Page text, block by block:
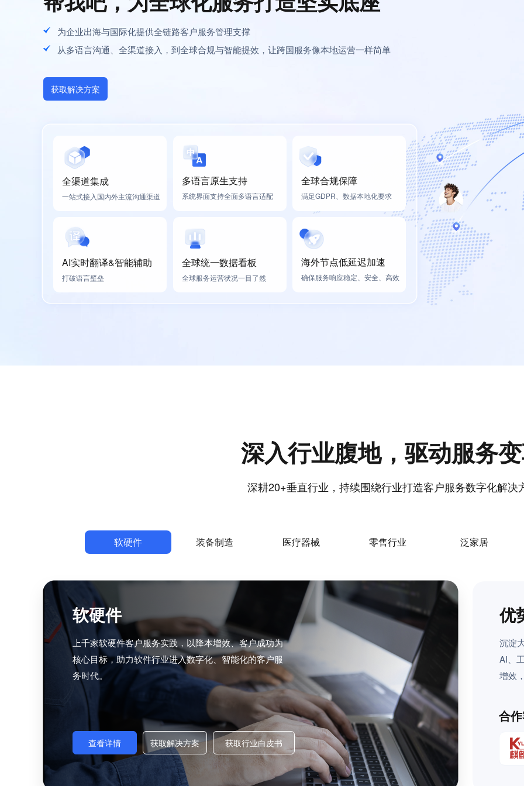
为企业出海与国际化提供全链路客户服务管理支撑
从多语言沟通、全渠道接入，到全球合规与智能提效，让跨国服务像本地运营一样简单
获取解决方案
全渠道集成
一站式接入国内外主流沟通渠道
多语言原生支持
系统界面支持全面多语言适配
全球合规保障
满足GDPR、数据本地化要求
AI实时翻译&智能辅助
打破语言壁垒
全球统一数据看板
全球服务运营状况一目了然
海外节点低延迟加速
确保服务响应稳定、安全、高效
深入行业腹地，驱动服务
深耕20+垂直行业，持续围绕行业打造客户服务数字化解决
软硬件 装备制造 医疗器械 零售行业 泛家居
软硬件
上千家软硬件客户服务实践，以降本增效、客户成功为
核心目标，助力软件行业进入数字化、智能化的客户服
务时代。
查看详情 获取解决方案 获取行业白皮书
优
沉淀
AI、
增效
合